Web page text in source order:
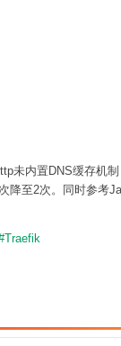
未内置DNS缓存机
至2次。同时参考